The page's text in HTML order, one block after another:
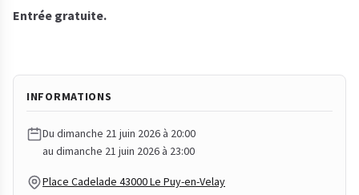
Entrée gratuite.
INFORMATIONS
Du dimanche 21 juin 2026 à 20:00
au dimanche 21 juin 2026 à 23:00
Place Cadelade 43000 Le Puy-en-Velay